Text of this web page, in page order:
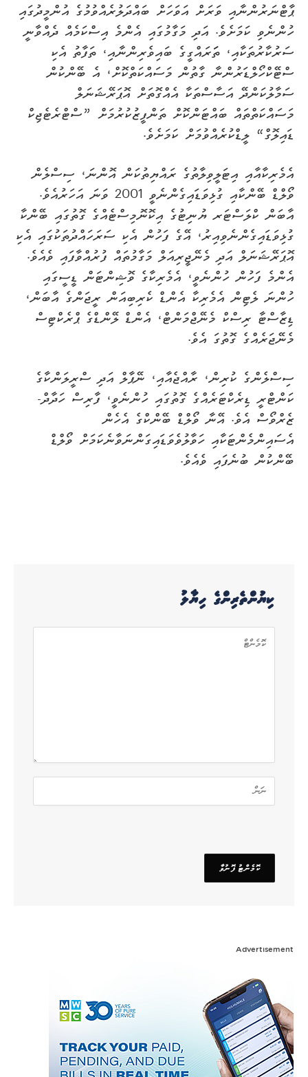
ޕާޓްނަރުންނާއި ވަރަށް އަވަހަށް ބައްދަލުރެއްވުމުގެ އުންމީދުގައި
ހުންނެވި ކަމަށެވެ. އަދި މަގާމުގައި އެންމެ އިސްކަމެއް ދެއްވާނީ
ސަރުކާރުތަކާއި، ތަަރައްގީގެ ބައިވެރިންނާއި، ތަފާތު އެކި
ސްޓޭކްހޯލްޑަރުންނާ ގާތުން މަސައްކަތްކޮށް، އެ ބޭންކުން
ސަމާލުކަންދޭ އަސާސްތަކާ އެއްގޮތަށް އޮޕަރޭޝަނަލް
މަސައްކަތްތައް ބައްޓަންކޮށް ތަންފީޒުކުރުމަށް ”ސްޓްރެޓެޖިކް
ޑައިލޮގް“ ލީޑްކުރެއްވުމަށް ކަމަށެވެ.
އެމެރިކާއާއި އިޓަލީވިލާތުގެ ރައްޔިތުކަން އޮންނަ، ސިސްލެން
ވޯލްޑް ބޭންކާއި ގުޅިވަޑައިގެންނެވީ 2001 ވަނަ އަހަރުއެވެ.
އާބަން ކްލަސްޓަރ ޔުނިޓުގެ އިކޮނޮމިސްޓެއްގެ ގޮތުގައި ބޭންކާ
ގުޅިވަޑައިގެންނެވިއިރު، އޭގެ ފަހުން އެކި ސަރަހައްދުތަކުގައި އެކި
އޮޕަރޭޝަނަލް އަދި މެނޭޖީރިއަލް މަގާމުތައް ފުރުއްވާފައި ވެއެވެ.
އެންމެ ފަހުން ހުންނެވީ، އެމެރިކާގެ ވޮޝިންޓަން ޑީސީގައި
ހުންނަ ލެޓިން އެމެރިކާ އެންޑް ކެރިބިއަން ރީޖަންގެ އާބަން،
ޑިޒާސްޓާ ރިސްކް މެނޭޖްމަންޓް، އެންޑް ލޭންޑްގެ ޕްރެކްޓިސް
މެނޭޖަރެއްގެ ގޮތުގަ އެވެ.
ސިސްލެންގެ ކުރިން، ރާއްޖެއާއި، ނޭޕާލް އަދި ސްރީލަންކާގެ
ކަންޓްރީ ޑިރެކްޓަރެއްގެ ގޮތުގައި ހުންނެވީ، ފާރިސް ހަދާދް-
ޒެރްވޯސް އެވެ. އޭނާ ވޯލްޑް ބޭންކްގެ އެހެން
އެސައިންމެންޓަކާއި ހަވާލުވެވަޑައިގަންނަވާނެކަމަށް ވޯލްޑް
ބޭންކުން ބުނެފައި ވެއެވެ.
ކިޔުންތެރިންގެ ހިޔާލު
Advertisement